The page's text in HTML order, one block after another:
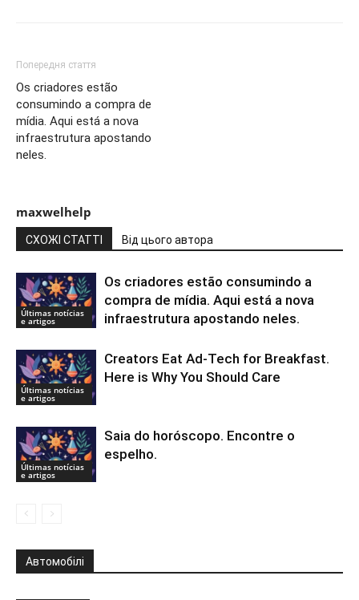
Попередня стаття
Os criadores estão
consumindo a compra de
mídia. Aqui está a nova
infraestrutura apostando
neles.
maxwelhelp
СХОЖІ СТАТТІ Від цього автора
Últimas notícias
e artigos
Os criadores estão consumindo a
compra de mídia. Aqui está a nova
infraestrutura apostando neles.
Últimas notícias
e artigos
Creators Eat Ad-Tech for Breakfast.
Here is Why You Should Care
Últimas notícias
e artigos
Saia do horóscopo. Encontre o
espelho.
Автомобілі